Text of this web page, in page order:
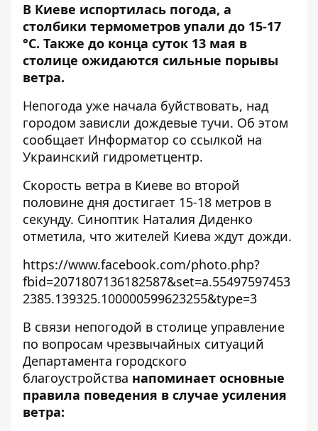
В Киеве испортилась погода, а
столбики термометров упали до 15-17
°C. Также до конца суток 13 мая в
столице ожидаются сильные порывы
ветра.
Непогода уже начала буйствовать, над
городом зависли дождевые тучи. Об этом
сообщает Информатор со ссылкой на
Украинский гидрометцентр.
Скорость ветра в Киеве во второй
половине дня достигает 15-18 метров в
секунду. Синоптик Наталия Диденко
отметила, что жителей Киева ждут дожди.
https://www.facebook.com/photo.php?
fbid=2071807136182587&set=a.55497597453
2385.139325.100000599623255&type=3
В связи непогодой в столице управление
по вопросам чрезвычайных ситуаций
Департамента городского
благоустройства напоминает основные
правила поведения в случае усиления
ветра: